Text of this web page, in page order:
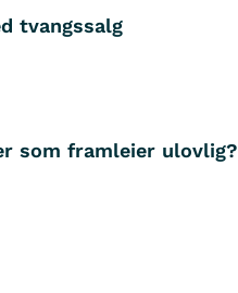
tvangssalg
som framleier ulovlig?